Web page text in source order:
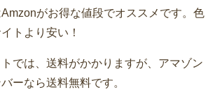
がお得な値段でオススメです。色
トより安い！
では、送料がかかりますが、アマゾン
ーなら送料無料です。